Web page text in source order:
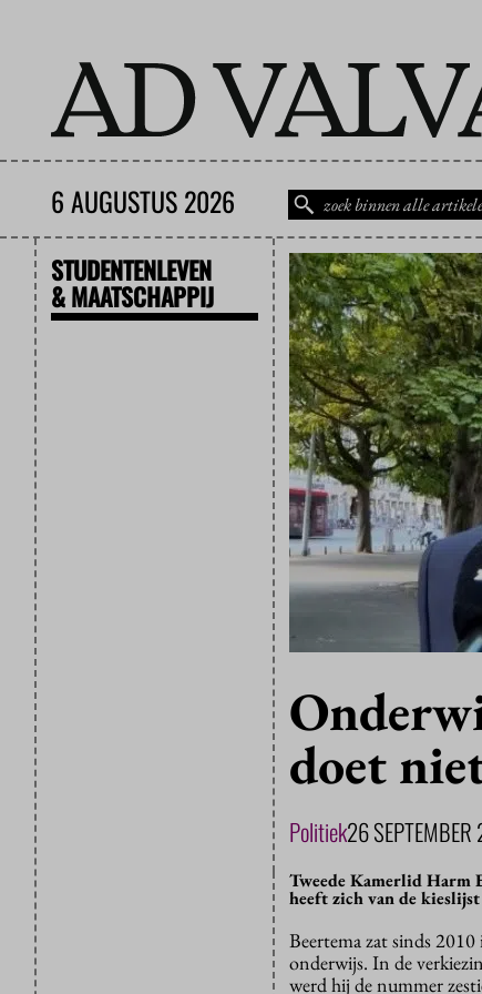
6 AUGUSTUS 2026
STUDENTENLEVEN
& MAATSCHAPPIJ
doet
Politiek26
Tweede Kamerlid Harm
heeft zich van de
Beertema zat sinds
onderwijs. In de
werd hij de nummer